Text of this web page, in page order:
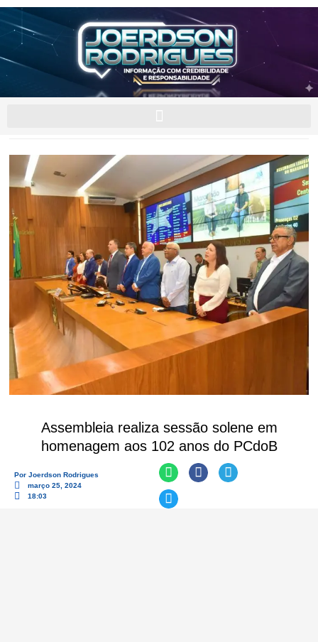
Assembleia realiza sessão solene em
homenagem aos 102 anos do PCdoB
Por Joerdson Rodrigues
março 25, 2024
18:03